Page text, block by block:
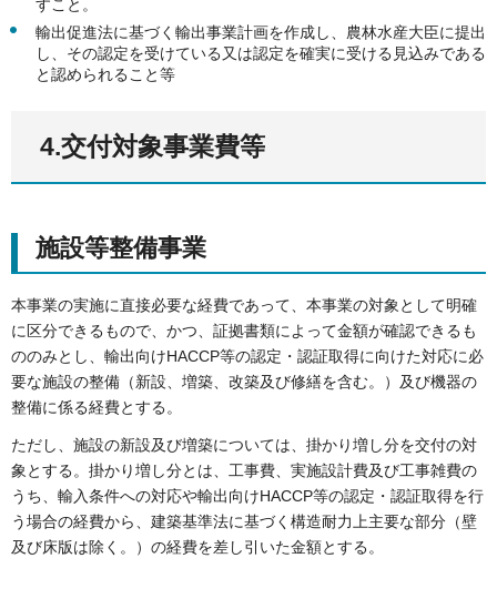
すこと。
輸出促進法に基づく輸出事業計画を作成し、農林水産大臣に提出
し、その認定を受けている又は認定を確実に受ける見込みである
と認められること等
4.交付対象事業費等
施設等整備事業
本事業の実施に直接必要な経費であって、本事業の対象として明確
に区分できるもので、かつ、証拠書類によって金額が確認できるも
ののみとし、輸出向けHACCP等の認定・認証取得に向けた対応に必
要な施設の整備（新設、増築、改築及び修繕を含む。）及び機器の
整備に係る経費とする。
ただし、施設の新設及び増築については、掛かり増し分を交付の対
象とする。掛かり増し分とは、工事費、実施設計費及び工事雑費の
うち、輸入条件への対応や輸出向けHACCP等の認定・認証取得を行
う場合の経費から、建築基準法に基づく構造耐力上主要な部分（壁
及び床版は除く。）の経費を差し引いた金額とする。